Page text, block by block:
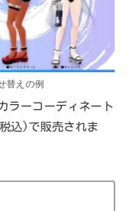
替えの例
ラーコーディネート
込)で販売されま